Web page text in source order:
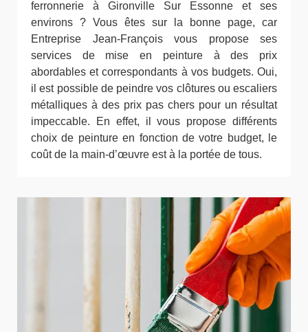
ferronnerie à Gironville Sur Essonne et ses
environs ? Vous êtes sur la bonne page, car
Entreprise Jean-François vous propose ses
services de mise en peinture à des prix
abordables et correspondants à vos budgets. Oui,
il est possible de peindre vos clôtures ou escaliers
métalliques à des prix pas chers pour un résultat
impeccable. En effet, il vous propose différents
choix de peinture en fonction de votre budget, le
coût de la main-d’œuvre est à la portée de tous.